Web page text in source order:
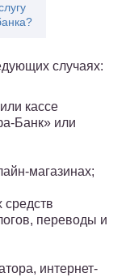
случаях:
кассе
Банк» или
магазинах;
средств
переводы и
интернет-